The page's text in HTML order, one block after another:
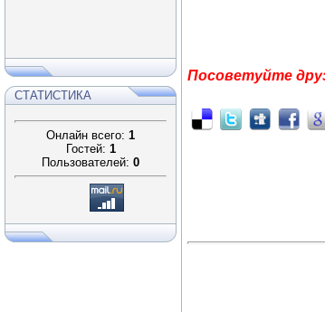
СТАТИСТИКА
Онлайн всего: 1
Гостей: 1
Пользователей: 0
Посоветуйте